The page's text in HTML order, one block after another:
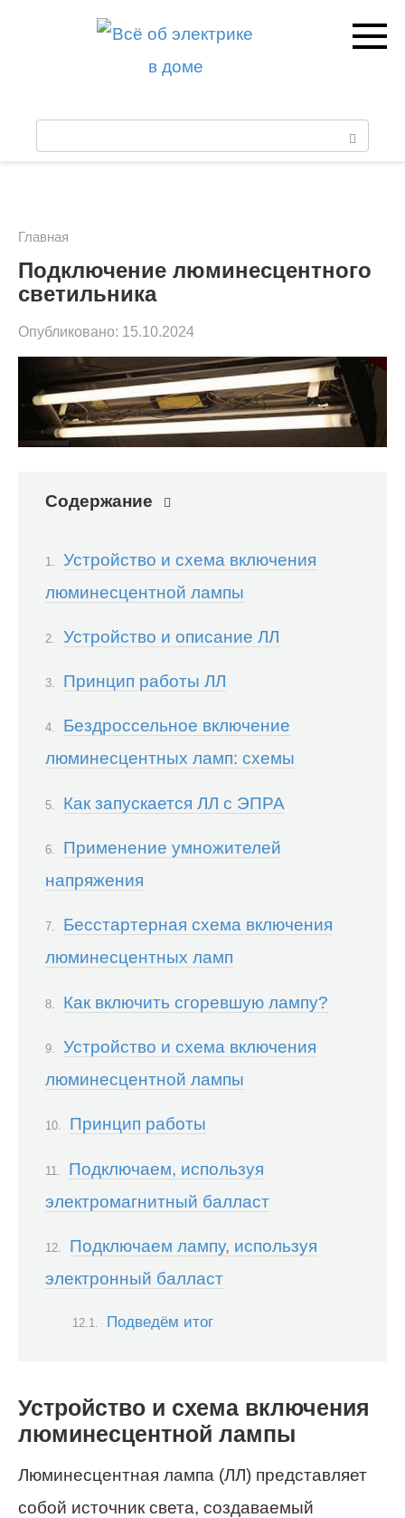
к
Главная
Подключение люминесцентного
светильника
Опубликовано: 15.10.2024
Содержание
Устройство и схема включения
люминесцентной лампы
Устройство и описание ЛЛ
Принцип работы ЛЛ
Бездроссельное включение
люминесцентных ламп: схемы
Как запускается ЛЛ с ЭПРА
Применение умножителей
напряжения
Бесстартерная схема включения
люминесцентных ламп
Как включить сгоревшую лампу?
Устройство и схема включения
люминесцентной лампы
Принцип работы
Подключаем, используя
электромагнитный балласт
Подключаем лампу, используя
электронный балласт
Подведём итог
Устройство и схема включения
люминесцентной лампы
Люминесцентная лампа (ЛЛ) представляет
собой источник света, создаваемый